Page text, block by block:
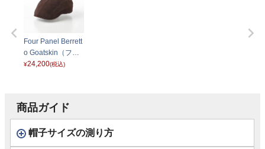
Four Panel Berrett
o Goatskin（フォ
ーパネルベレット
¥24,200(税込)
商品ガイド
帽子サイズの測り方